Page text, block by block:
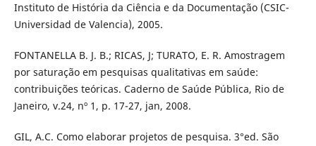
Instituto de História da Ciência e da Documentação (CSIC-
Universidad de Valencia), 2005.
FONTANELLA B. J. B.; RICAS, J; TURATO, E. R. Amostragem
por saturação em pesquisas qualitativas em saúde:
contribuições teóricas. Caderno de Saúde Pública, Rio de
Janeiro, v.24, nº 1, p. 17-27, jan, 2008.
GIL, A.C. Como elaborar projetos de pesquisa. 3°ed. São